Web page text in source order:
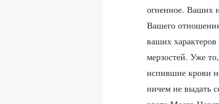
огненное. Ваших
Вашего
ваших
мерзостей. Уже
испившие крови
ничем не выдать